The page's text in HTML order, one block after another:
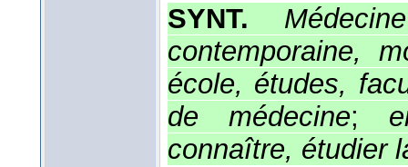
SYNT.
contemporaine,
école, études,
de médecine;
connaître, étudier